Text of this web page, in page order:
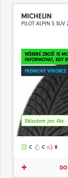
MICHELIN
PILOT ALPIN 5
VEŠKERÉ ZBOŽÍ JE
INFORMOVAT, KDY
PRÉMIOVÝ VÝROBCE
Skladem jen 4ks
C C B